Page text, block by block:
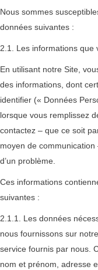
Nous sommes
données suivantes :
2.1. Les informations que
En utilisant notre Site,
des informations, dont
identifier (« Données
lorsque vous remplissez
contactez – que ce soit
moyen de
d’un problème.
Ces informations
suivantes :
2.1.1. Les données
nous fournissons sur
service fournis par nous.
nom et prénom, adresse